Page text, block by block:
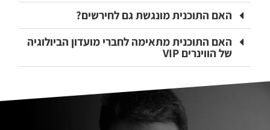
האם התוכנית מונגשת גם לחירשים?
האם התוכנית מתאימה לחברי מועדון הביולוגיה
של הווינרים VIP